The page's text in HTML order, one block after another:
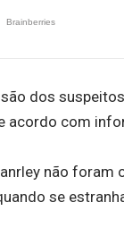
dos
acordo com
não
se